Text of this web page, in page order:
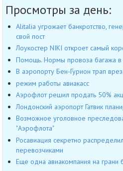
Просмотры за день:
Alitalia угрожает банкротство,
свой пост
Лоукостер NIKI откроет самый
Помощь. Нормы провоза багажа в
В аэропорту Бен-Гурион трап
режим работы авиакасс
Аэрофлот решил продать 50%
Лондонский аэропорт Гатвик
Возможное уголовное
"Аэрофлота"
Росавиация секретно
перевозчиками
Еще одна авиакомпания на грани